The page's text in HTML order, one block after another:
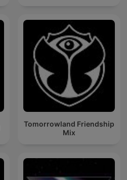
Tomorrowland Friendship
Mix